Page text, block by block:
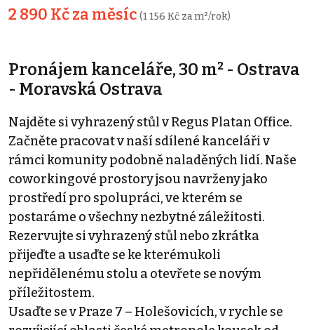
2 890 Kč za měsíc (1 156 Kč za m²/rok)
Pronájem kanceláře, 30 m² - Ostrava
- Moravská Ostrava
Najděte si vyhrazený stůl v Regus Platan Office.
Začněte pracovat v naší sdílené kanceláři v
rámci komunity podobně naladěných lidí. Naše
coworkingové prostory jsou navrženy jako
prostředí pro spolupráci, ve kterém se
postaráme o všechny nezbytné záležitosti.
Rezervujte si vyhrazený stůl nebo zkrátka
přijeďte a usaďte se ke kterémukoli
nepřidělenému stolu a otevřete se novým
příležitostem.
Usaďte se v Praze 7 – Holešovicích, v rychle se